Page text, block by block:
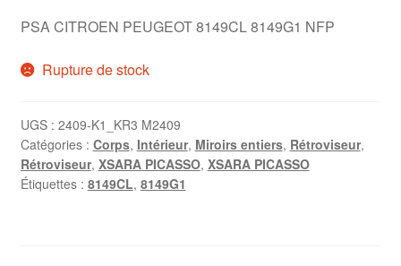
PSA CITROEN PEUGEOT 8149CL 8149G1 NFP
Rupture de stock
UGS : 2409-K1_KR3 M2409
Catégories : Corps, Intérieur, Miroirs entiers, Rétroviseur,
Rétroviseur, XSARA PICASSO, XSARA PICASSO
Étiquettes : 8149CL, 8149G1